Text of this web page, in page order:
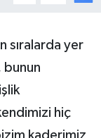
sıralarda yer
bunun
hiç
kaderimiz